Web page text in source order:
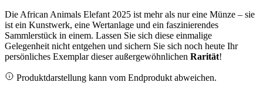
Die African Animals Elefant 2025 ist mehr als nur eine Münze – sie
ist ein Kunstwerk, eine Wertanlage und ein faszinierendes
Sammlerstück in einem. Lassen Sie sich diese einmalige
Gelegenheit nicht entgehen und sichern Sie sich noch heute Ihr
persönliches Exemplar dieser außergewöhnlichen Rarität!
Produktdarstellung kann vom Endprodukt abweichen.